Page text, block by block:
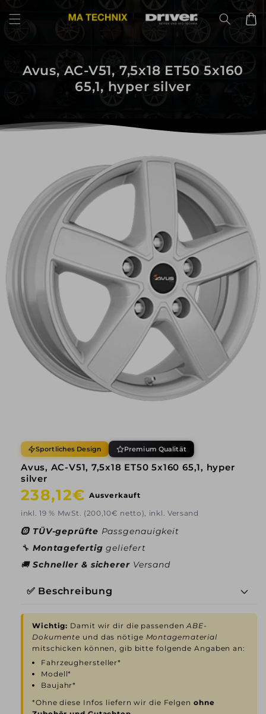
zum
Inhalt
Avus, AC-V51, 7,5x18 ET50 5x160
65,1, hyper silver
Sportliches Design Premium Qualität
Avus, AC-V51, 7,5x18 ET50 5x160 65,1, hyper
silver
Normaler
Preis
238,12€ Ausverkauft
inkl. 19 % MwSt. (200,10€ netto), inkl. Versand
🛞 TÜV-geprüfte Passgenauigkeit
🔧 Montagefertiggeliefert
🚚 Schneller & sicherer Versand
✅ Beschreibung
Wichtig: Damit wir dir die passendenABE-
Dokumente und das nötige Montagematerial
mitschicken können, gib bitte folgende Angaben an:
Fahrzeughersteller*
Modell*
Baujahr*
*Ohne diese Infos liefern wir die Felgen ohne